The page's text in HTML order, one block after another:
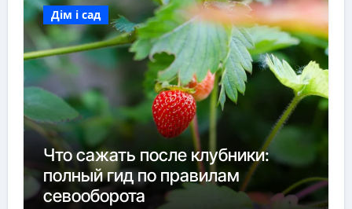
Дім і сад
Что сажать после клубники:
полный гид по правилам
севооборота